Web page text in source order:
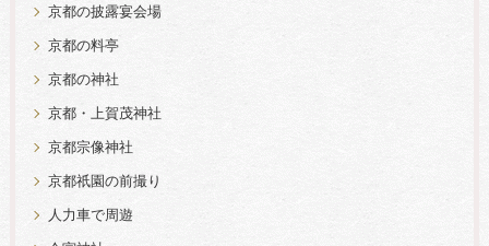
京都の披露宴会場
京都の料亭
京都の神社
京都・上賀茂神社
京都宗像神社
京都祇園の前撮り
人力車で周遊